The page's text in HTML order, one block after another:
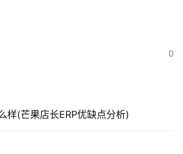
0
样(芒果店长ERP优缺点分析)